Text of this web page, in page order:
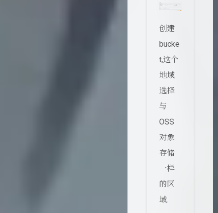
创建
bucke
t,这个
地域
选择
与
OSS
对象
存储
一样
的区
域.